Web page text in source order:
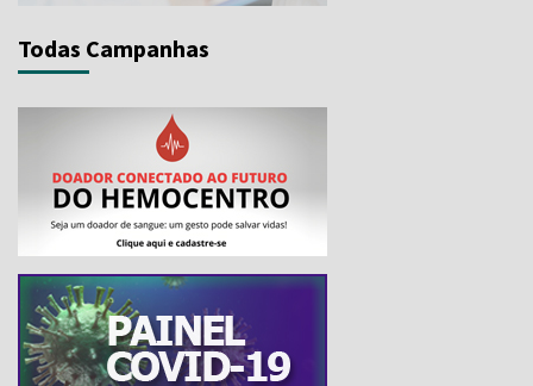
Todas Campanhas